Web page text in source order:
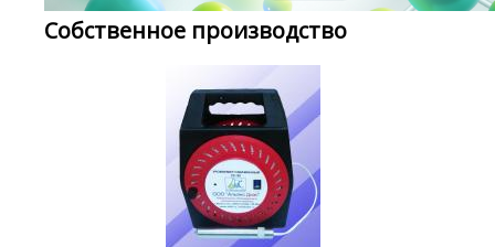
Собственное производство